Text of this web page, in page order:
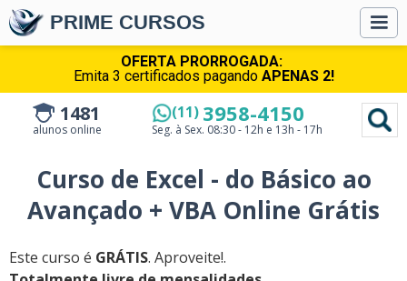
OFERTA PRORROGADA:
Emita 3 certificados pagando APENAS 2!
PRIME CURSOS
1481
alunos online
(11) 3958-4150
Seg. à Sex. 08:30 - 12h e 13h - 17h
Curso de Excel - do Básico ao
Avançado + VBA Online Grátis
Este curso é GRÁTIS. Aproveite!.